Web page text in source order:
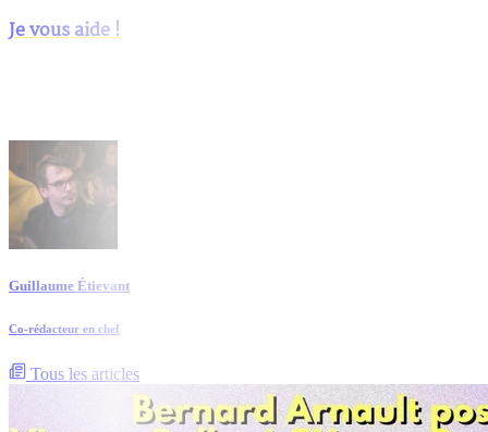
Je vous aide !
Guillaume Étievant
Co-rédacteur en chef
Tous les articles